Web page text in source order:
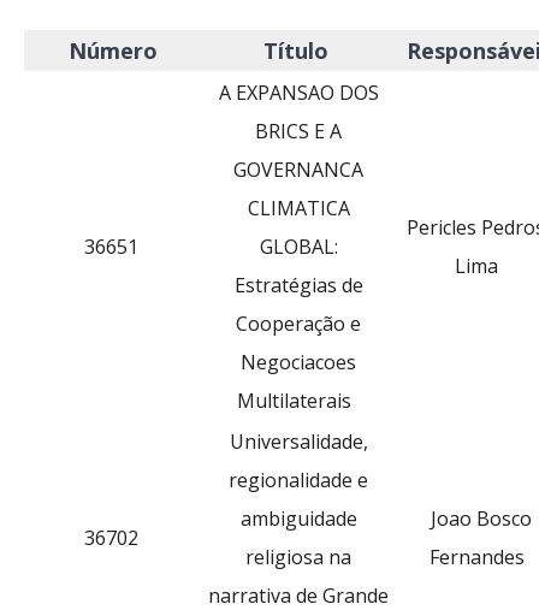
Número Título
36651
A EXPANSAO DOS
BRICS E A
GOVERNANCA
CLIMATICA
GLOBAL:
Estratégias de
Cooperação e
Negociacoes
Multilaterais
Pericles
Lima
36702
Universalidade,
regionalidade e
ambiguidade
religiosa na
narrativa de Grande
Joao Bosco
Fernandes